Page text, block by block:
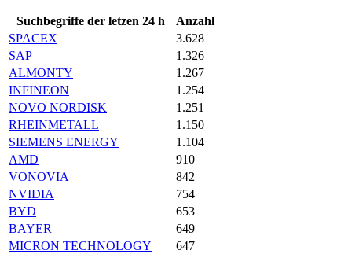
Suchbegriffe der letzen 24 h
Anzahl
SPACEX
3.628
SAP
1.326
ALMONTY
1.267
INFINEON
1.254
NOVO NORDISK
1.251
RHEINMETALL
1.150
SIEMENS ENERGY
1.104
AMD
910
VONOVIA
842
NVIDIA
754
BYD
653
BAYER
649
MICRON TECHNOLOGY
647